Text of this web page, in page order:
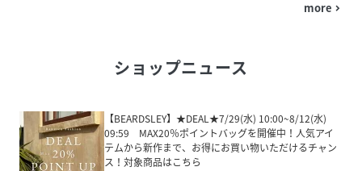
more navigate_next
ショップニュース
【BEARDSLEY】★DEAL★7/29(水) 10:00~8/12(水)
09:59 MAX20％ポイントバッグを開催中！人気アイ
テムから新作まで、お得にお買い物いただけるチャン
ス！対象商品はこちら